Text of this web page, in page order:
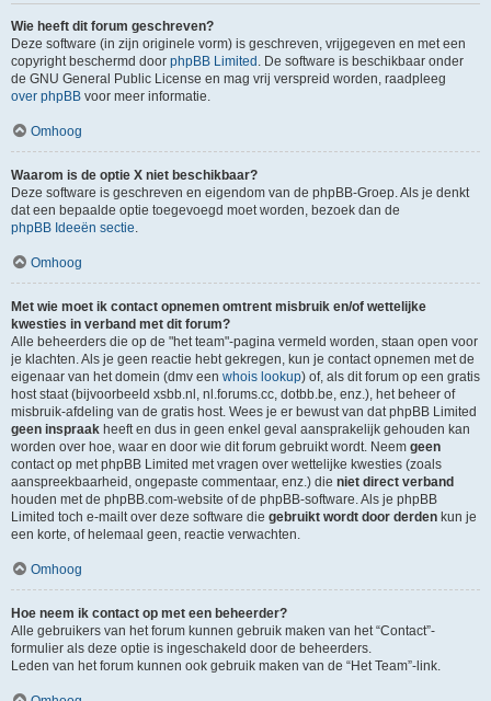
Wie heeft dit forum geschreven?
Deze software (in zijn originele vorm) is geschreven, vrijgegeven en met een
copyright beschermd door phpBB Limited . De software is beschikbaar onder
de GNU General Public License en mag vrij verspreid worden, raadpleeg
over phpBB voor meer informatie.
Omhoog
Waarom is de optie X niet beschikbaar?
Deze software is geschreven en eigendom van de phpBB-Groep. Als je denkt
dat een bepaalde optie toegevoegd moet worden, bezoek dan de
phpBB Ideeën sectie.
Omhoog
Met wie moet ik contact opnemen omtrent misbruik en/of wettelijke
kwesties in verband met dit forum?
Alle beheerders die op de "het team"-pagina vermeld worden, staan open voor
je klachten. Als je geen reactie hebt gekregen, kun je contact opnemen met de
eigenaar van het domein (dmv een whois lookup) of, als dit forum op een gratis
host staat (bijvoorbeeld xsbb.nl, nl.forums.cc, dotbb.be, enz.), het beheer of
misbruik-afdeling van de gratis host. Wees je er bewust van dat phpBB Limited
geen inspraak heeft en dus in geen enkel geval aansprakelijk gehouden kan
worden over hoe, waar en door wie dit forum gebruikt wordt. Neem geen
contact op met phpBB Limited met vragen over wettelijke kwesties (zoals
aanspreekbaarheid, ongepaste commentaar, enz.) die niet direct verband
houden met de phpBB.com-website of de phpBB-software. Als je phpBB
Limited toch e-mailt over deze software die gebruikt wordt door derden kun je
een korte, of helemaal geen, reactie verwachten.
Omhoog
Hoe neem ik contact op met een beheerder?
Alle gebruikers van het forum kunnen gebruik maken van het “Contact”-
formulier als deze optie is ingeschakeld door de beheerders.
Leden van het forum kunnen ook gebruik maken van de “Het Team”-link.